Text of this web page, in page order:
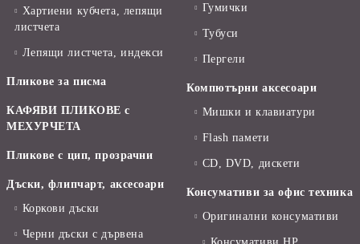
Хартиени кубчета, лепящи
листчета
Лепящи листчета, индекси
Пликове за писма
КАФЯВИ ПЛИКОВЕ с
МЕХУРЧЕТА
Пликове с цип, прозрачни
Дъски, флипчарт, аксесоари
Коркови дъски
Черни дъски с дървена
Гумички
Тубуси
Пергели
Компютърни аксесоари
Мишки и клавиатури
Flash памети
CD, DVD, дискети
Консумативи за офис техника
Оригинални консумативи